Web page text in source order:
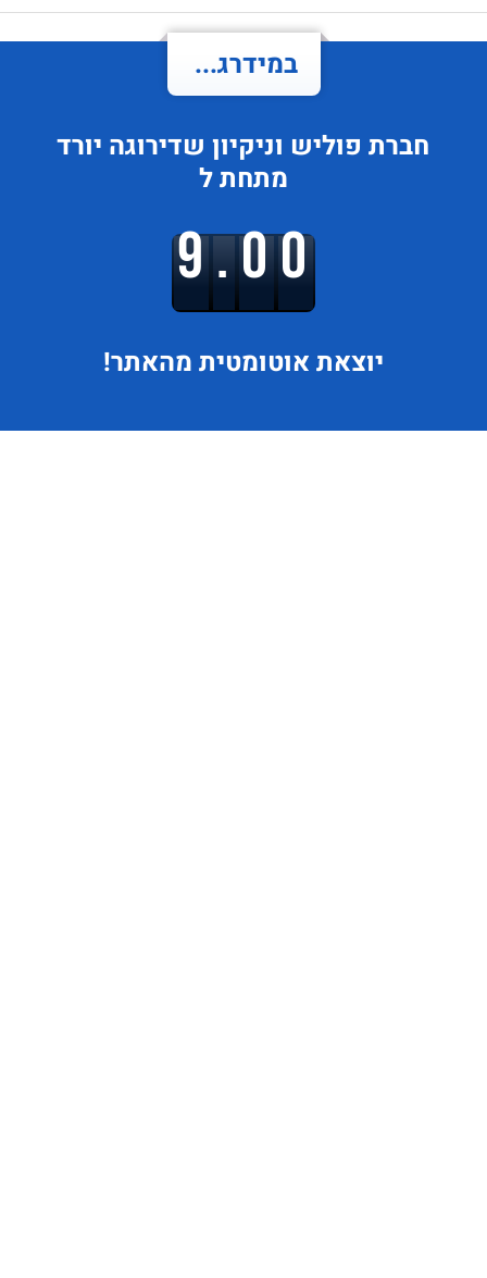
במידרג...
חברת פוליש וניקיון שדירוגה יורד
מתחת ל
9.00
יוצאת אוטומטית מהאתר!